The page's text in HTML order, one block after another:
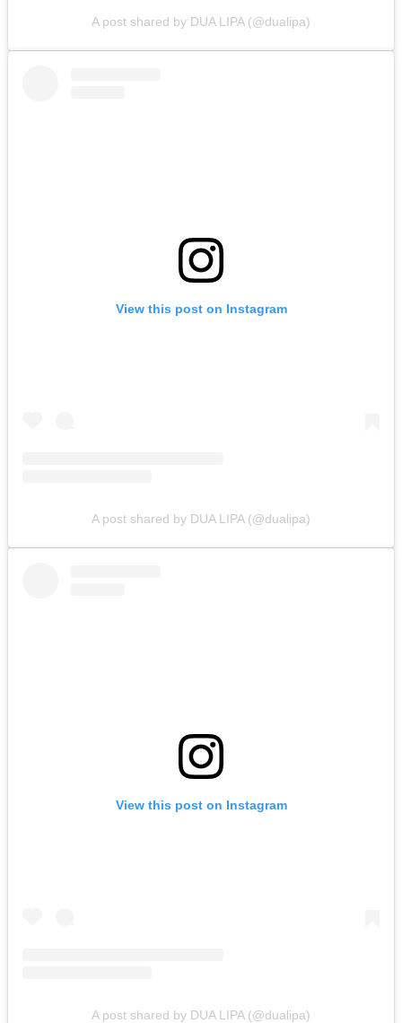
A post shared by DUA LIPA (@dualipa)
View this post on Instagram
A post shared by DUA LIPA (@dualipa)
View this post on Instagram
A post shared by DUA LIPA (@dualipa)